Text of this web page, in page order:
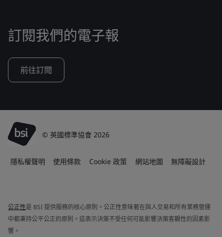
訂閱我們的電子報
前往訂閱
© 英國標準協會 2026
隱私權聲明 使用條款 Cookie 政策 網站地圖 無障礙設計
公正性是 BSI 提供服務的核心原則。公正性意味著在與人交易和所有業務營運
中都秉持公平公正的原則。這表示決策不受任何可能影響決策客觀性的因素影
響。